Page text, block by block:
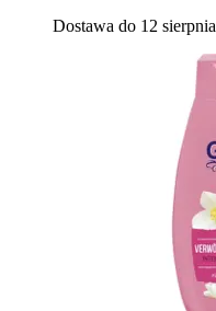
Dostawa do 12 sierpnia